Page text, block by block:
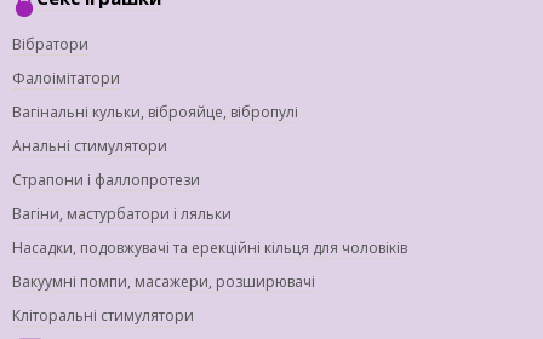
Вібратори
Фалоімітатори
Вагінальні кульки, віброяйце, вібропулі
Анальні стимулятори
Страпони і фаллопротези
Вагіни, мастурбатори і ляльки
Насадки, подовжувачі та ерекційні кільця для чоловіків
Вакуумні помпи, масажери, розширювачі
Кліторальні стимулятори